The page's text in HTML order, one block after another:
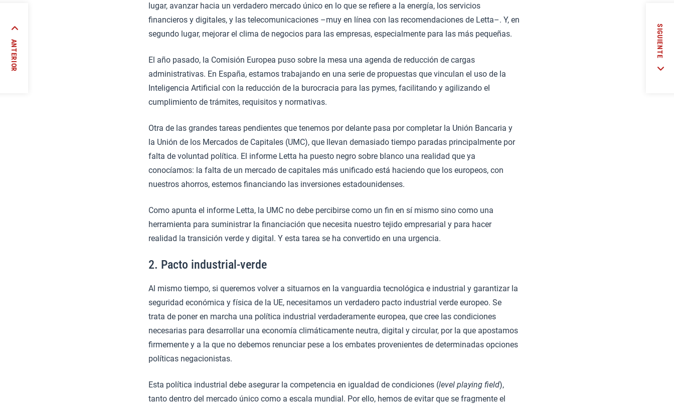
lugar, avanzar hacia un verdadero mercado único en lo que se refiere a la energía, los servicios
financieros y digitales, y las telecomunicaciones –muy en línea con las recomendaciones de Letta–. Y, en
segundo lugar, mejorar el clima de negocios para las empresas, especialmente para las más pequeñas.
El año pasado, la Comisión Europea puso sobre la mesa una agenda de reducción de cargas
administrativas. En España, estamos trabajando en una serie de propuestas que vinculan el uso de la
Inteligencia Artificial con la reducción de la burocracia para las pymes, facilitando y agilizando el
cumplimiento de trámites, requisitos y normativas.
Otra de las grandes tareas pendientes que tenemos por delante pasa por completar la Unión Bancaria y
la Unión de los Mercados de Capitales (UMC), que llevan demasiado tiempo paradas principalmente por
falta de voluntad política. El informe Letta ha puesto negro sobre blanco una realidad que ya
conocíamos: la falta de un mercado de capitales más unificado está haciendo que los europeos, con
nuestros ahorros, estemos financiando las inversiones estadounidenses.
Como apunta el informe Letta, la UMC no debe percibirse como un fin en sí mismo sino como una
herramienta para suministrar la financiación que necesita nuestro tejido empresarial y para hacer
realidad la transición verde y digital. Y esta tarea se ha convertido en una urgencia.
2. Pacto industrial-verde
Al mismo tiempo, si queremos volver a situarnos en la vanguardia tecnológica e industrial y garantizar la
seguridad económica y física de la UE, necesitamos un verdadero pacto industrial verde europeo. Se
trata de poner en marcha una política industrial verdaderamente europea, que cree las condiciones
necesarias para desarrollar una economía climáticamente neutra, digital y circular, por la que apostamos
firmemente y a la que no debemos renunciar pese a los embates provenientes de determinadas opciones
políticas negacionistas.
Esta política industrial debe asegurar la competencia en igualdad de condiciones (level playing field),
tanto dentro del mercado único como a escala mundial. Por ello, hemos de evitar que se fragmente el
ANTERIOR
de
SIGUIENTE